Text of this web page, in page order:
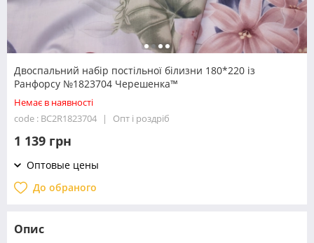
Двоспальний набір постільної білизни 180*220 із
Ранфорсу №1823704 Черешенка™
Немає в наявності
code : BC2R1823704
Опт і роздріб
1 139 грн
Оптовые цены
До обраного
Опис